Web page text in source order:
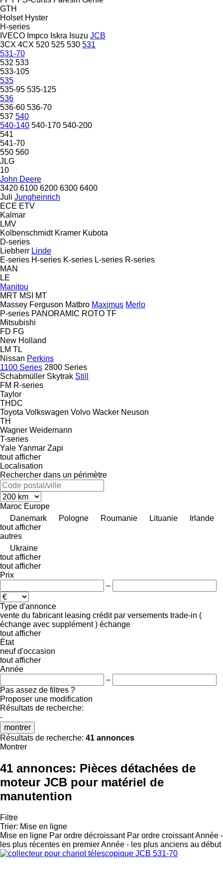
GTH
Holset Hyster
H-series
IVECO Impco Iskra Isuzu JCB
3CX 4CX 520 525 530 531
531-70
532 533
533-105
535
535-95 535-125
536
536-60 536-70
537 540
540-140 540-170 540-200
541
541-70
550 560
JLG
10
John Deere
3420 6100 6200 6300 6400
Juli Jungheinrich
ECE ETV
Kalmar
LMV
Kolbenschmidt Kramer Kubota
D-series
Liebherr Linde
E-series H-series K-series L-series R-series
MAN
LE
Manitou
MRT MSI
MT
Massey Ferguson Matbro Maximus Merlo
P-series PANORAMIC ROTO TF
Mitsubishi
FD FG
New Holland
LM TL
Nissan Perkins
1100 Series 2800 Series
Schabmüller Skytrak Still
FM R-series
Taylor
THDC
Toyota Volkswagen Volvo Wacker Neuson
TH
Wagner Weidemann
T-series
Yale Yanmar Zapi
tout afficher
Localisation
Rechercher dans un périmètre
Maroc Europe
Danemark
Pologne Roumanie Lituanie
Irlande
tout afficher
autres
Ukraine
tout afficher
tout afficher
Prix
–
Type d'annonce
vente du fabricant leasing crédit par versements trade-in (
échange avec supplément ) échange
tout afficher
État
neuf d'occasion
tout afficher
Année
–
Pas assez de filtres ?
Proposer une modification
Résultats de recherche:
-
montrer
Résultats de recherche: 41 annonces
Montrer
41 annonces: Pièces détachées de
moteur JCB pour matériel de
manutention
Filtre
Trier: Mise en ligne
Mise en ligne Par ordre décroissant Par ordre croissantAnnée -
les plus récentes en premierAnnée - les plus anciens au début